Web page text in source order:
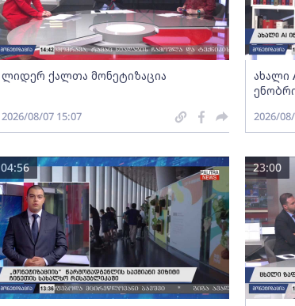
ლიდერ ქალთა მონეტიზაცია
2026/08/07 15:07
ახალი
2026/
04:56 23:00